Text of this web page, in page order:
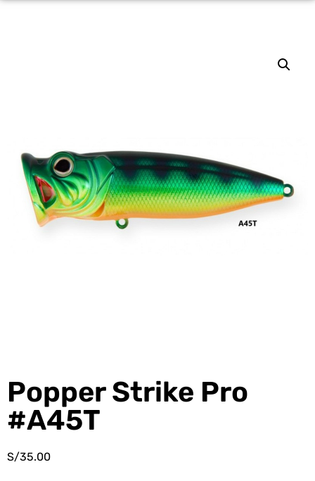
Popper Strike Pro
#A45T
S/35.00